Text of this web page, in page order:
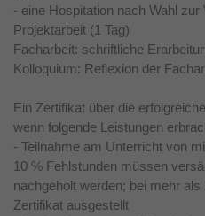
- eine Hospitation nach Wahl zur
Projektarbeit (1 Tag)
Facharbeit: schriftliche
Kolloquium: Reflexion der
Ein Zertifikat über die
wenn folgende Leistungen
- Teilnahme am Unterricht von
10 % Fehlstunden müssen
nachgeholt werden; bei mehr
Zertifikat ausgestellt